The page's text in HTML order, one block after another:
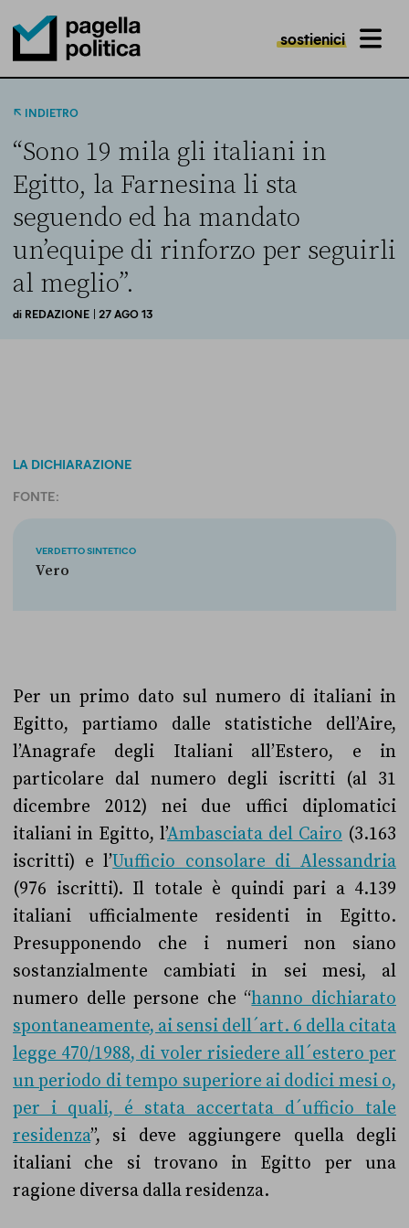
Pagella Politica Logo
sostienici MENU
INDIETRO
“Sono 19 mila gli italiani in
Egitto, la Farnesina li sta
seguendo ed ha mandato
un’equipe di rinforzo per seguirli
al meglio”.
di REDAZIONE | 27 AGO 13
LA DICHIARAZIONE
FONTE:
VERDETTO SINTETICO
Vero
Per un primo dato sul numero di italiani in
Egitto, partiamo dalle statistiche dell’Aire,
l’Anagrafe degli Italiani all’Estero, e in
particolare dal numero degli iscritti (al 31
dicembre 2012) nei due uffici diplomatici
italiani in Egitto, l’Ambasciata del Cairo (3.163
iscritti) e l’Uufficio consolare di Alessandria
(976 iscritti). Il totale è quindi pari a 4.139
italiani ufficialmente residenti in Egitto.
Presupponendo che i numeri non siano
sostanzialmente cambiati in sei mesi, al
numero delle persone che “hanno dichiarato
spontaneamente, ai sensi dell´art. 6 della citata
legge 470/1988, di voler risiedere all´estero per
un periodo di tempo superiore ai dodici mesi o,
per i quali, é stata accertata d´ufficio tale
residenza”, si deve aggiungere quella degli
italiani che si trovano in Egitto per una
ragione diversa dalla residenza.